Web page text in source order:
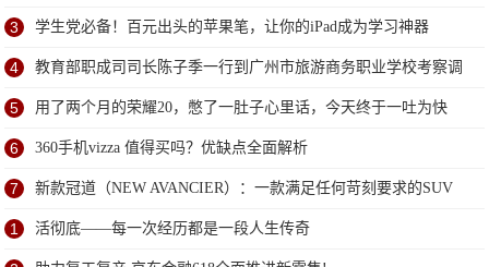
3 学生党必备！百元出头的苹果笔，让你的iPad成为学习神器
4 教育部职成司司长陈子季一行到广州市旅游商务职业学校考察调
研
5 用了两个月的荣耀20，憋了一肚子心里话，今天终于一吐为快
6 360手机vizza 值得买吗？优缺点全面解析
7 新款冠道（NEW AVANCIER）：一款满足任何苛刻要求的SUV
1 活彻底——每一次经历都是一段人生传奇